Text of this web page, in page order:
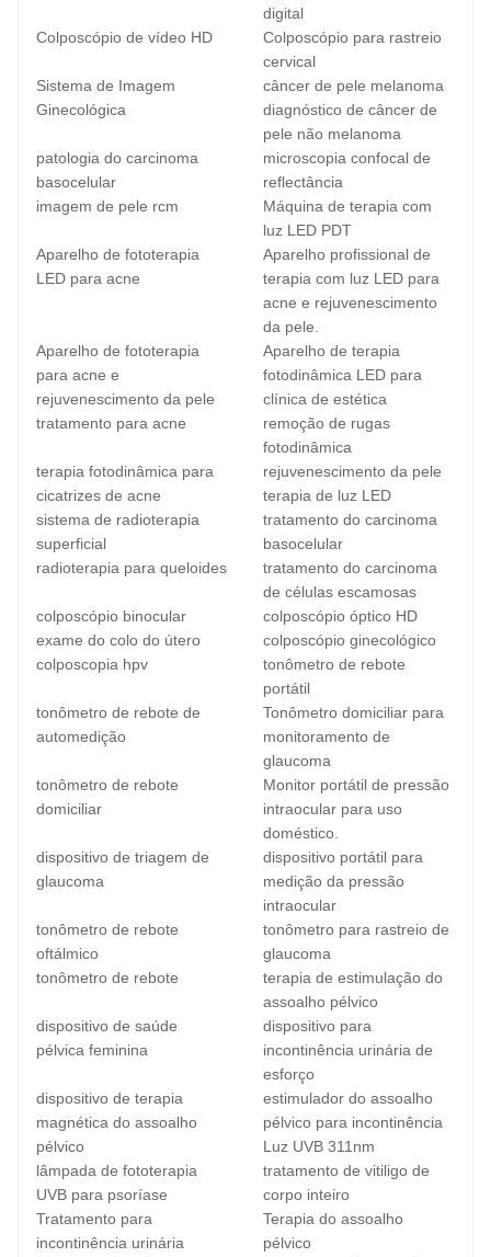
digital
Colposcópio de vídeo HD
Colposcópio para rastreio
cervical
Sistema de Imagem
Ginecológica
câncer de pele melanoma
diagnóstico de câncer de
pele não melanoma
patologia do carcinoma
basocelular
microscopia confocal de
reflectância
imagem de pele rcm
Máquina de terapia com
luz LED PDT
Aparelho de fototerapia
LED para acne
Aparelho profissional de
terapia com luz LED para
acne e rejuvenescimento
da pele.
Aparelho de fototerapia
para acne e
rejuvenescimento da pele
Aparelho de terapia
fotodinâmica LED para
clínica de estética
tratamento para acne
remoção de rugas
fotodinâmica
terapia fotodinâmica para
cicatrizes de acne
rejuvenescimento da pele
terapia de luz LED
sistema de radioterapia
superficial
tratamento do carcinoma
basocelular
radioterapia para queloides
tratamento do carcinoma
de células escamosas
colposcópio binocular
colposcópio óptico HD
exame do colo do útero
colposcópio ginecológico
colposcopia hpv
tonômetro de rebote
portátil
tonômetro de rebote de
automedição
Tonômetro domiciliar para
monitoramento de
glaucoma
tonômetro de rebote
domiciliar
Monitor portátil de pressão
intraocular para uso
doméstico.
dispositivo de triagem de
glaucoma
dispositivo portátil para
medição da pressão
intraocular
tonômetro de rebote
oftálmico
tonômetro para rastreio de
glaucoma
tonômetro de rebote
terapia de estimulação do
assoalho pélvico
dispositivo de saúde
pélvica feminina
dispositivo para
incontinência urinária de
esforço
dispositivo de terapia
magnética do assoalho
pélvico
estimulador do assoalho
pélvico para incontinência
Luz UVB 311nm
lâmpada de fototerapia
UVB para psoríase
tratamento de vitiligo de
corpo inteiro
Tratamento para
incontinência urinária
Terapia do assoalho
pélvico